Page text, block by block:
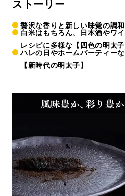
ストーリー
贅沢な香りと新しい味覚の調和
白米はもちろん、日本酒やワ
レシピに多様な【四色の明太子
ハレの日やホームパーティー
【新時代の明太子】